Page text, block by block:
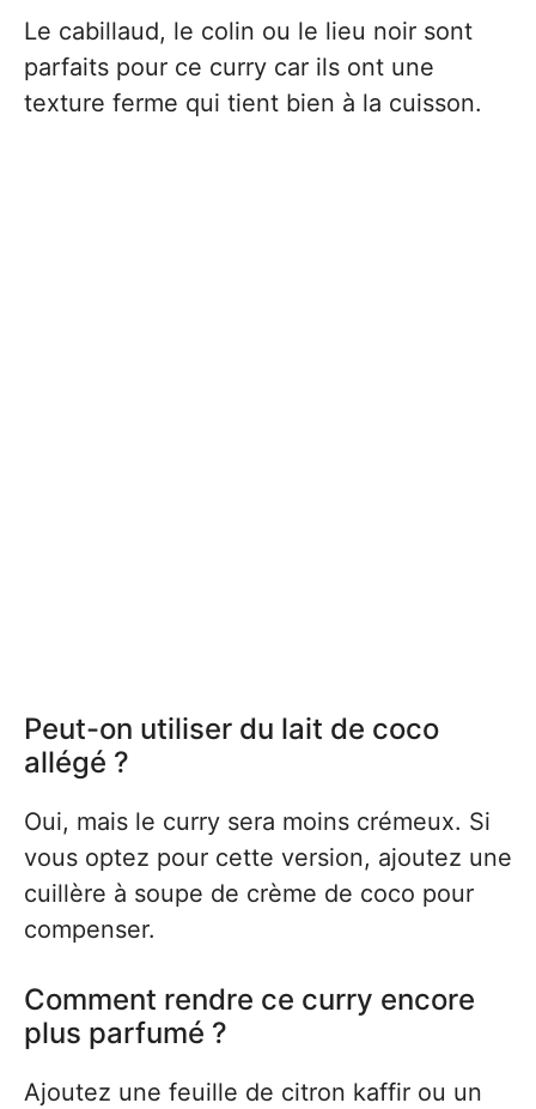
Le cabillaud, le colin ou le lieu noir sont
parfaits pour ce curry car ils ont une
texture ferme qui tient bien à la cuisson.
Peut-on utiliser du lait de coco
allégé ?
Oui, mais le curry sera moins crémeux. Si
vous optez pour cette version, ajoutez une
cuillère à soupe de crème de coco pour
compenser.
Comment rendre ce curry encore
plus parfumé ?
Ajoutez une feuille de citron kaffir ou un